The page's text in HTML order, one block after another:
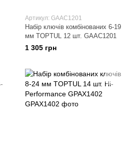
Артикул: GAAC1201
Набір ключів комбінованих 6-19
мм TOPTUL 12 шт. GAAC1201
1 305 грн